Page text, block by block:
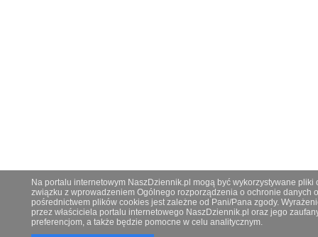
Na portalu internetowym NaszDziennik.pl mogą być wykorzystywane
związku z wprowadzeniem Ogólnego rozporządzenia o ochronie danych
pośrednictwem plików cookies jest zależne od Pani/Pana zgody.
przez właściciela portalu internetowego NaszDziennik.pl oraz jego
preferencjom, a także będzie pomocne w celu analitycznym.